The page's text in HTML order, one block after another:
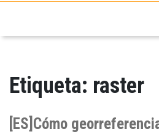
Etiqueta: raster
[ES]Cómo